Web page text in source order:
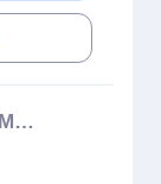
HAIR & MAKEUP by SIMONA